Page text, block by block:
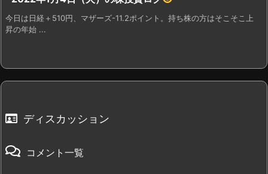
今日は日経＋510円、マザーズ-11.2ポイント。持ち株の方はそこそこ上
昇の年始 ...
ディスカッション
コメント一覧